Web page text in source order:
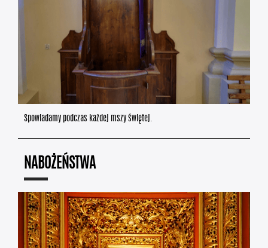
Spowiadamy podczas każdej mszy świętej.
NABOŻEŃSTWA